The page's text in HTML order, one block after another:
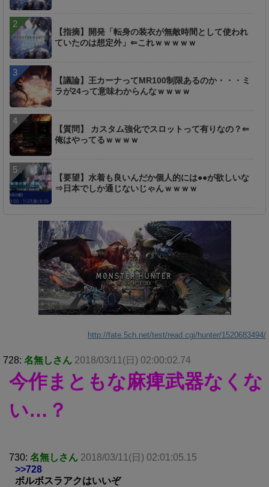
【指摘】開発「転身の装衣が無敵時間として使われ
ていたのは想定外」⇐これｗｗｗｗｗ
【議論】王カーナってMR100制限あるのか・・・ミ
ラが24って意味わからんなｗｗｗｗ
【質問】 カスタム強化でスロットって有りなの？⇐
俺はやってるｗｗｗｗ
【要望】水着も良いんだか個人的には●●が欲しいな
⇒日本でしか通じないじゃんｗｗｗｗ
http://fate.5ch.net/test/read.cgi/hunter/1520683494/
728: 名無しさん 2018/03/11(日) 02:00:02.74
今作まともな麻痺武器なくな
い…？
730: 名無しさん 2018/03/11(日) 02:01:05.15
>>728
ボルボスラアクはいいぞ